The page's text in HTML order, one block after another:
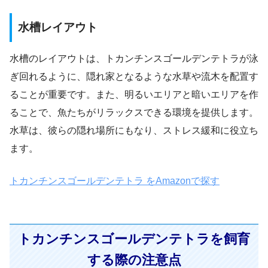
水槽レイアウト
水槽のレイアウトは、トカンチンスゴールデンテトラが泳
ぎ回れるように、隠れ家となるような水草や流木を配置す
ることが重要です。また、明るいエリアと暗いエリアを作
ることで、魚たちがリラックスできる環境を提供します。
水草は、彼らの隠れ場所にもなり、ストレス緩和に役立ち
ます。
トカンチンスゴールデンテトラ をAmazonで探す
トカンチンスゴールデンテトラを飼育
する際の注意点